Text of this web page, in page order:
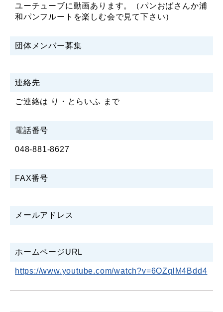
ユーチューブに動画あります。（パンおばさんか浦
和パンフルートを楽しむ会で見て下さい）
団体メンバー募集
連絡先
ご連絡は り・とらいふ まで
電話番号
048-881-8627
FAX番号
メールアドレス
ホームページURL
https://www.youtube.com/watch?v=6OZqlM4Bdd4